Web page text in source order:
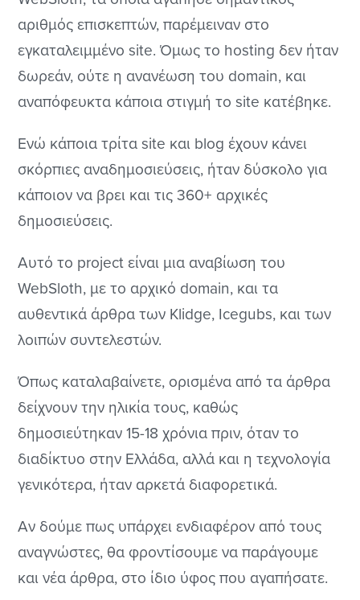
αριθμός επισκεπτών, παρέμειναν στο
εγκαταλειμμένο site. Όμως το hosting δεν ήταν
δωρεάν, ούτε η ανανέωση του domain, και
αναπόφευκτα κάποια στιγμή το site κατέβηκε.
Ενώ κάποια τρίτα site και blog έχουν κάνει
σκόρπιες αναδημοσιεύσεις, ήταν δύσκολο για
κάποιον να βρει και τις 360+ αρχικές
δημοσιεύσεις.
Αυτό το project είναι μια αναβίωση του
WebSloth, με το αρχικό domain, και τα
αυθεντικά άρθρα των Klidge, Icegubs, και των
λοιπών συντελεστών.
Όπως καταλαβαίνετε, ορισμένα από τα άρθρα
δείχνουν την ηλικία τους, καθώς
δημοσιεύτηκαν 15-18 χρόνια πριν, όταν το
διαδίκτυο στην Ελλάδα, αλλά και η τεχνολογία
γενικότερα, ήταν αρκετά διαφορετικά.
Αν δούμε πως υπάρχει ενδιαφέρον από τους
αναγνώστες, θα φροντίσουμε να παράγουμε
και νέα άρθρα, στο ίδιο ύφος που αγαπήσατε.